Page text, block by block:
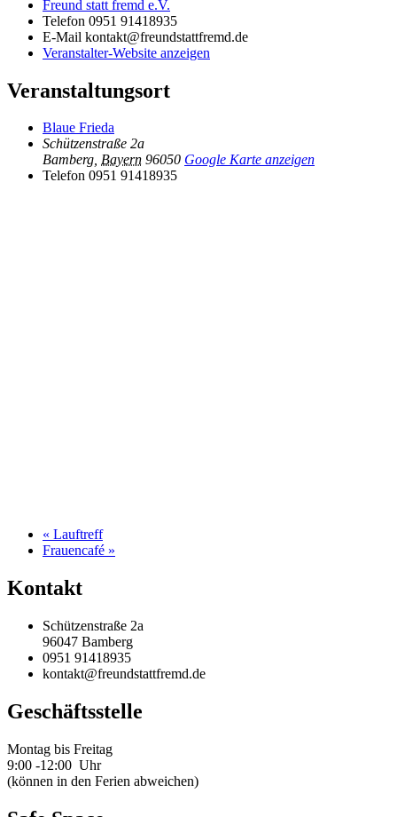
Freund statt fremd e.V.
Telefon 0951 91418935
E-Mail kontakt@freundstattfremd.de
Veranstalter-Website anzeigen
Veranstaltungsort
Blaue Frieda
Schützenstraße 2a
Bamberg, Bayern 96050 Google Karte anzeigen
Telefon 0951 91418935
« Lauftreff
Frauencafé »
Kontakt
Schützenstraße 2a
96047 Bamberg
0951 91418935
kontakt@freundstattfremd.de
Geschäftsstelle
Montag bis Freitag
9:00 -12:00 Uhr
(können in den Ferien abweichen)